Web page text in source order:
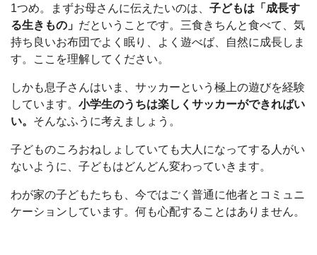
1つめ。まずお母さんに伝えたいのは、 子どもは「成長す
る生きもの」 だということです。三食きちんと食べて、気
持ち良いお布団でよく眠り、よく遊べば、自然に成長しま
す。ここを理解してください。
しかも息子さんはいま、サッカーという極上の遊びを経験
しています。 小学生のうちは楽しくサッカーができればい
い。 そんなふうに考えましょう。
子どものころおねしょしていても大人になってする人がい
ないように、子どもはどんどん変わっていきます。
わが家の子どもたちも、今ではごく普通に他者とコミュニ
ケーションしています。何も心配することはありません。